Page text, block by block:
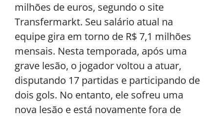
milhões de euros, segundo o site
Transfermarkt. Seu salário atual na
equipe gira em torno de R$ 7,1 milhões
mensais. Nesta temporada, após uma
grave lesão, o jogador voltou a atuar,
disputando 17 partidas e participando de
dois gols. No entanto, ele sofreu uma
nova lesão e está novamente fora de